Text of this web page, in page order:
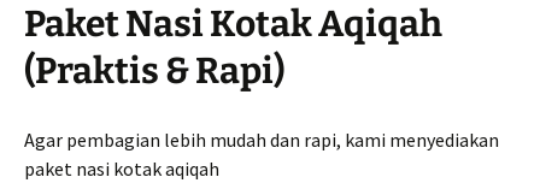
Paket Nasi Kotak Aqiqah
(Praktis & Rapi)
Agar pembagian lebih mudah dan rapi, kami menyediakan
paket nasi kotak aqiqah